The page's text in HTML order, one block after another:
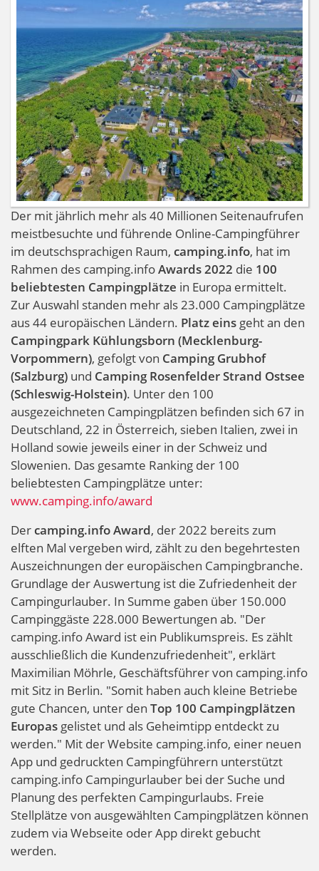
Innsbruck
Der mit jährlich mehr als 40 Millionen Seitenaufrufen
meistbesuchte und führende Online-Campingführer
im deutschsprachigen Raum, camping.info, hat im
Rahmen des camping.infoAwards 2022 die 100
beliebtesten Campingplätze in Europa ermittelt.
Zur Auswahl standen mehr als 23.000 Campingplätze
aus 44 europäischen Ländern. Platz eins geht an den
Campingpark Kühlungsborn (Mecklenburg-
Vorpommern), gefolgt von Camping Grubhof
(Salzburg) und Camping Rosenfelder Strand Ostsee
(Schleswig-Holstein). Unter den 100
ausgezeichneten Campingplätzen befinden sich 67 in
Deutschland, 22 in Österreich, sieben Italien, zwei in
Holland sowie jeweils einer in der Schweiz und
Slowenien. Das gesamte Ranking der 100
beliebtesten Campingplätze unter:
www.camping.info/award
Dercamping.info Award, der 2022 bereits zum
elften Mal vergeben wird, zählt zu den begehrtesten
Auszeichnungen der europäischen Campingbranche.
Grundlage der Auswertung ist die Zufriedenheit der
Campingurlauber. In Summe gaben über 150.000
Campinggäste 228.000 Bewertungen ab. "Der
camping.info Award ist ein Publikumspreis. Es zählt
ausschließlich die Kundenzufriedenheit", erklärt
Maximilian Möhrle, Geschäftsführer von camping.info
mit Sitz in Berlin. "Somit haben auch kleine Betriebe
gute Chancen, unter den Top 100 Campingplätzen
Europas gelistet und als Geheimtipp entdeckt zu
werden." Mit der Website camping.info, einer neuen
App und gedruckten Campingführern unterstützt
camping.info Campingurlauber bei der Suche und
Planung des perfekten Campingurlaubs. Freie
Stellplätze von ausgewählten Campingplätzen können
zudem via Webseite oder App direkt gebucht
werden.